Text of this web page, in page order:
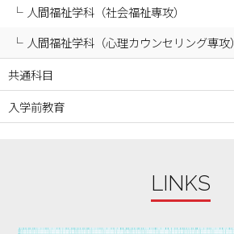
2023年12月
2023年11月
2023年10月
2023年09月
2023年08月
人間福祉学科（社会福祉専攻）
人間福祉学科（心理カウンセリング専攻）
共通科目
入学前教育
LINKS